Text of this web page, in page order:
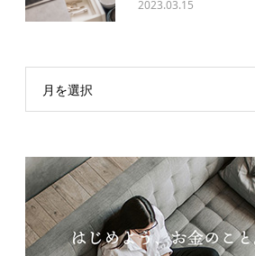
2023.03.15
月を選択